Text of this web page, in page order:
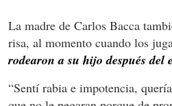
La madre de Carlos Bacca
risa, al momento cuando los
rodearon a su hijo después del
“Sentí rabia e impotencia,